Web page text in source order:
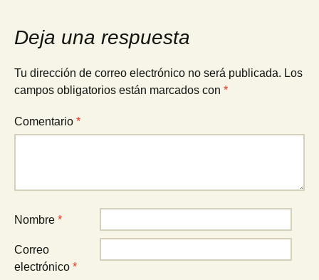
Deja una respuesta
Tu dirección de correo electrónico no será publicada. Los
campos obligatorios están marcados con *
Comentario *
Nombre *
Correo
electrónico *